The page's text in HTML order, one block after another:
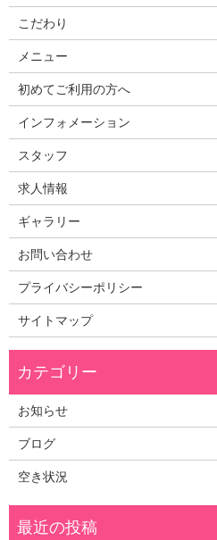
こだわり
メニュー
初めてご利用の方へ
インフォメーション
スタッフ
求人情報
ギャラリー
お問い合わせ
プライバシーポリシー
サイトマップ
お知らせ
ブログ
空き状況